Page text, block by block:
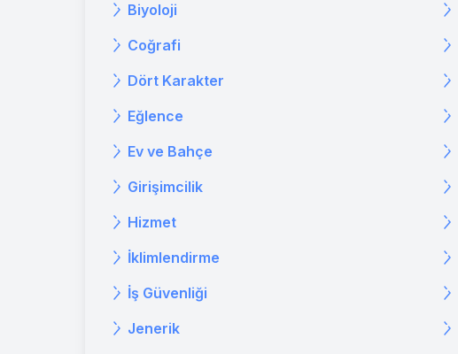
Biyoloji
Coğrafi
Dört Karakter
Eğlence
Ev ve Bahçe
Girişimcilik
Hizmet
İklimlendirme
İş Güvenliği
Jenerik